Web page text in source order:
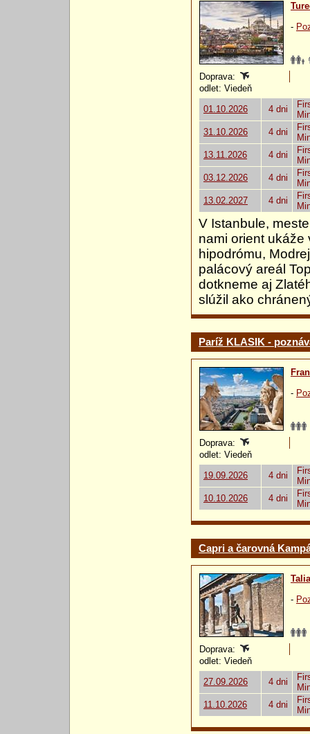
-
Doprava:
odlet: Viedeň
01.10.2026
4 dni
31.10.2026
4 dni
13.11.2026
4 dni
03.12.2026
4 dni
13.02.2027
4 dni
V Istanbule,
nami orient ukáže
hipodrómu,
palácový areál
dotkneme aj
slúžil ako
Paríž KLASIK -
-
Doprava:
odlet: Viedeň
19.09.2026
4 dni
10.10.2026
4 dni
Capri a čarovná
-
Doprava:
odlet: Viedeň
27.09.2026
4 dni
11.10.2026
4 dni